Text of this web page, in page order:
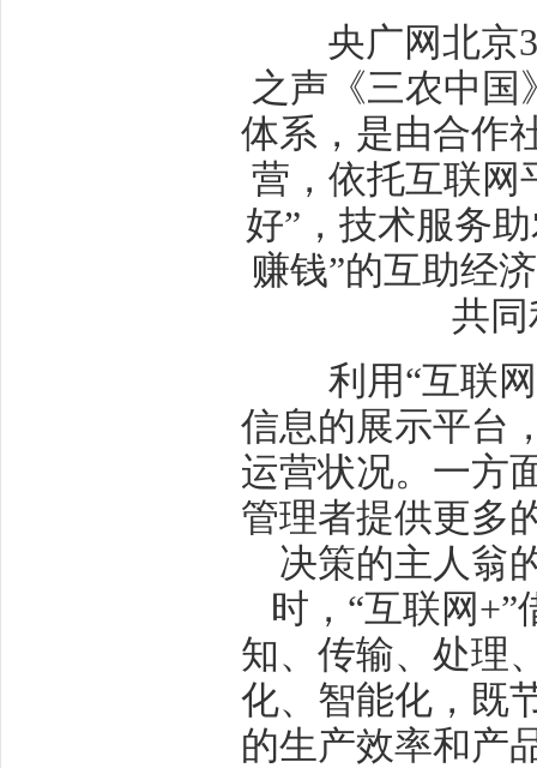
央广网北京3
之声《三农中国
体系，是由合作
营，依托互联网
好”，技术服务
赚钱”的互助经
共
利用“互联网+
信息的展示平台
运营状况。一方
管理者提供更多
决策的主人翁
时，“互联网
知、传输、处理
化、智能化，既
的生产效率和产